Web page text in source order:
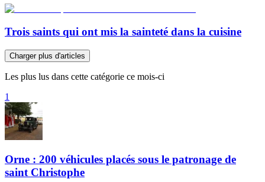
Trois saints qui ont mis la sainteté dans la cuisine
Charger plus d'articles
Les plus lus dans cette catégorie ce mois-ci
1
Orne : 200 véhicules placés sous le patronage de
saint Christophe